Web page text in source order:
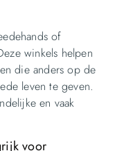
of
winkels helpen
die anders op de
leven te geven.
en vaak
voor